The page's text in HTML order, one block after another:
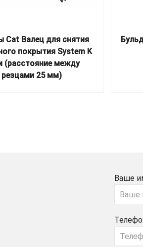
Cat Валец для снятия
покрытия System K
(расстояние между
резцами 25 мм)
Ваше